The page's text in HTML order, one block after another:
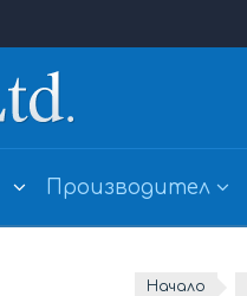
Производител
Начало